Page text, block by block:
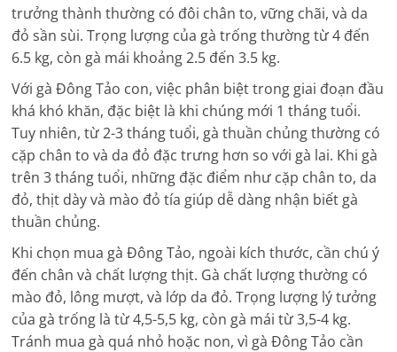
trưởng thành thường có đôi chân to, vững chãi, và da
đỏ sần sùi. Trọng lượng của gà trống thường từ 4 đến
6.5 kg, còn gà mái khoảng 2.5 đến 3.5 kg.
Với gà Đông Tảo con, việc phân biệt trong giai đoạn đầu
khá khó khăn, đặc biệt là khi chúng mới 1 tháng tuổi.
Tuy nhiên, từ 2-3 tháng tuổi, gà thuần chủng thường có
cặp chân to và da đỏ đặc trưng hơn so với gà lai. Khi gà
trên 3 tháng tuổi, những đặc điểm như cặp chân to, da
đỏ, thịt dày và mào đỏ tía giúp dễ dàng nhận biết gà
thuần chủng.
Khi chọn mua gà Đông Tảo, ngoài kích thước, cần chú ý
đến chân và chất lượng thịt. Gà chất lượng thường có
mào đỏ, lông mượt, và lớp da đỏ. Trọng lượng lý tưởng
của gà trống là từ 4,5-5,5 kg, còn gà mái từ 3,5-4 kg.
Tránh mua gà quá nhỏ hoặc non, vì gà Đông Tảo cần